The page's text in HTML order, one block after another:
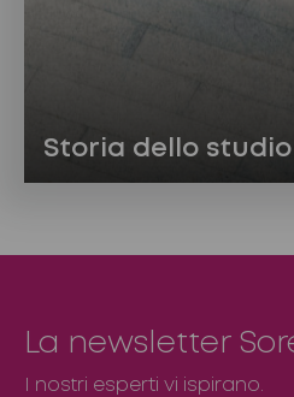
Storia dello studio
La newsletter
I nostri esperti vi ispirano.